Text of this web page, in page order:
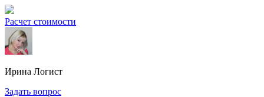
Расчет стоимости
Ирина Логист
Задать вопрос